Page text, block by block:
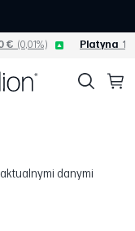
€ (0,01%) Platyna
danymi